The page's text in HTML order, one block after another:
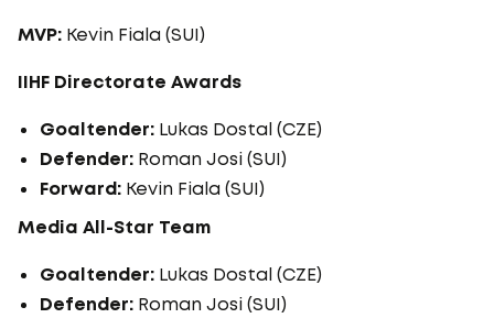
MVP: Kevin Fiala (SUI)
IIHF Directorate Awards
Goaltender: Lukas Dostal (CZE)
Defender: Roman Josi (SUI)
Forward: Kevin Fiala (SUI)
Media All-Star Team
Goaltender: Lukas Dostal (CZE)
Defender: Roman Josi (SUI)